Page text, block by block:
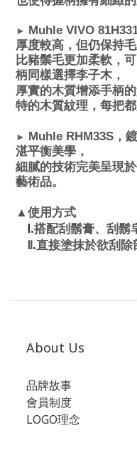
► Muhle VIVO
厚度較高，但仍保持
比豬鬃毛更加柔軟，
柄同樣選擇李子木，
厚實的木質增添手柄
特的木質紋理，每把都
► Muhle RHM33S ，
湛平衡美學，
細膩的技術完美呈現
藝術品。
▲使用方式
Ⅰ.搭配刮鬍膏、刮鬍
Ⅱ.直接塗抹於欲刮
About Us
品牌故事
會員制度
LOGO理念